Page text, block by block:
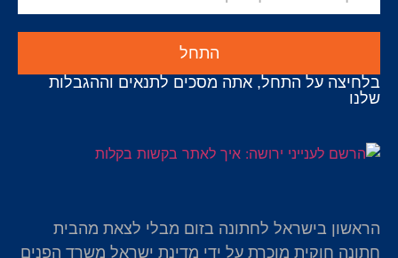
התחל
בלחיצה על התחל, אתה מסכים לתנאים וההגבלות
שלנו
הראשון בישראל לחתונה בזום מבלי לצאת מהבית
חתונה חוקית מוכרת על ידי מדינת ישראל משרד הפנים